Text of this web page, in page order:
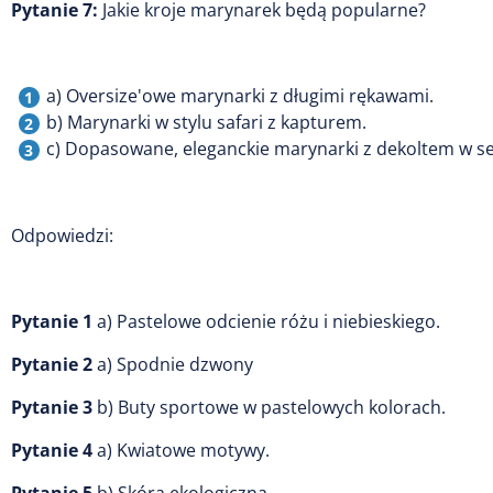
Pytanie 7: Jakie kroje marynarek będą popularne?
a) Oversize'owe marynarki z długimi rękawami.
b) Marynarki w stylu safari z kapturem.
c) Dopasowane, eleganckie marynarki z dekoltem w
Odpowiedzi:
Pytanie 1 a) Pastelowe odcienie różu i niebieskiego.
Pytanie 2a) Spodnie dzwony
Pytanie 3 b) Buty sportowe w pastelowych kolorach.
Pytanie 4a) Kwiatowe motywy.